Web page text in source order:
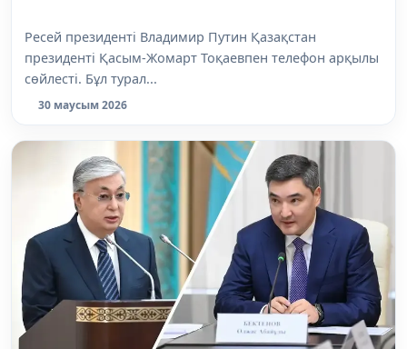
Ресей президенті Владимир Путин Қазақстан
президенті Қасым-Жомарт Тоқаевпен телефон арқылы
сөйлесті. Бұл турал...
30 маусым 2026